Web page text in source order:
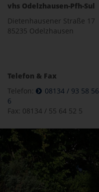
vhs Odelzhausen-Pfh-Sul
Dietenhausener Straße 17
85235 Odelzhausen
Telefon & Fax
Telefon:
08134 / 93 58 56
6
Fax: 08134 / 55 64 52 5